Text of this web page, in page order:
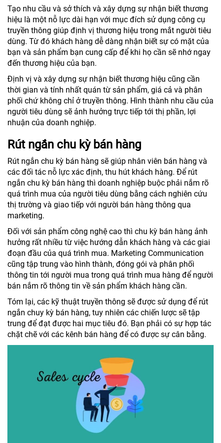
Tạo nhu cầu và sở thích và xây dựng sự nhận biết thương
hiệu là một nỗ lực dài hạn với mục đích sử dụng công cụ
truyền thông giúp định vị thương hiệu trong mắt người tiêu
dùng. Từ đó khách hàng dễ dàng nhận biết sự có mặt của
bạn và sản phẩm bạn cung cấp để khi họ cần sẽ nhớ ngay
đến thương hiệu của bạn.
Định vị và xây dựng sự nhận biết thương hiệu cũng cần
thời gian và tính nhất quán từ sản phẩm, giá cả và phân
phối chứ không chỉ ở truyền thông. Hình thành nhu cầu của
người tiêu dùng sẽ ảnh hưởng trực tiếp tới thị phần, lợi
nhuận của doanh nghiệp.
Rút ngắn chu kỳ bán hàng
Rút ngắn chu kỳ bán hàng sẽ giúp nhân viên bán hàng và
các đối tác nỗ lực xác định, thu hút khách hàng. Để rút
ngắn chu kỳ bán hàng thì doanh nghiệp buộc phải nắm rõ
quá trình mua của người tiêu dùng bằng cách nghiên cứu
thị trường và giao tiếp với người bán hàng thông qua
marketing.
Đối với sản phẩm công nghệ cao thì chu kỳ bán hàng ảnh
hưởng rất nhiều từ việc hướng dẫn khách hàng và các giai
đoạn đầu của quá trình mua. Marketing Communication
cũng tập trung vào hình thành, đóng gói và phân phối
thông tin tới người mua trong quá trình mua hàng để người
bán nắm rõ thông tin về sản phẩm khách hàng cần.
Tóm lại, các kỹ thuật truyền thông sẽ được sử dụng để rút
ngắn chuy kỳ bán hàng, tuy nhiên các chiến lược sẽ tập
trung để đạt được hai mục tiêu đó. Bạn phải có sự hợp tác
chặt chẽ với các kênh bán hàng để có được sự cân bằng.